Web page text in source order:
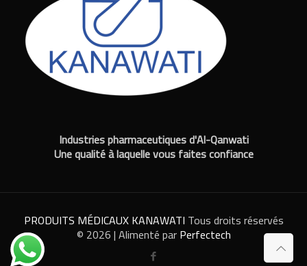
Industries pharmaceutiques d'Al-Qanwati
Une qualité à laquelle vous faites confiance
PRODUITS MÉDICAUX KANAWATI Tous droits réservés
© 2026 | Alimenté parPerfectech